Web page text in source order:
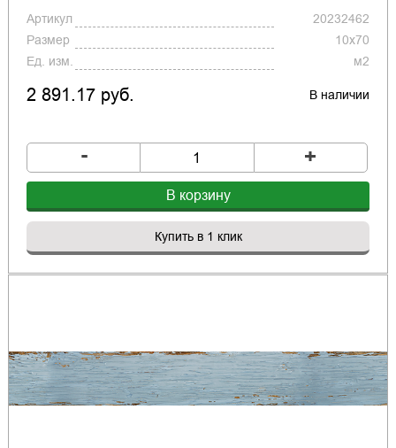
Артикул
20232462
Размер
10x70
Ед. изм.
м2
2 891.17 руб. В наличии
- +
В корзину
Купить в 1 клик